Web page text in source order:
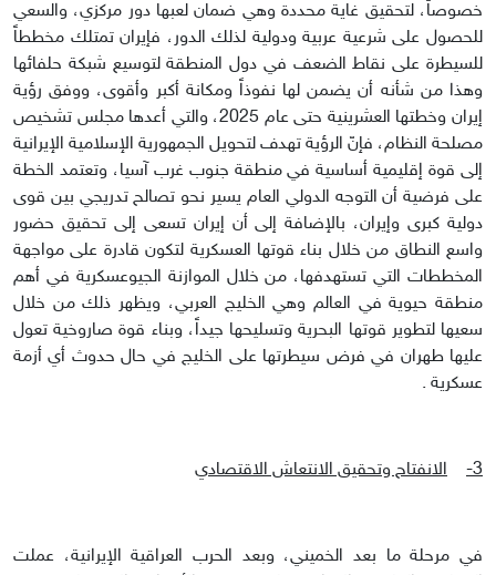
خصوصاً، لتحقيق غاية محددة وهي ضمان لعبها دور مركزي، والسعي
للحصول على شرعية عربية ودولية لذلك الدور، فإيران تمتلك مخططاً
للسيطرة على نقاط الضعف في دول المنطقة لتوسيع شبكة حلفائها
وهذا من شأنه أن يضمن لها نفوذاً ومكانة أكبر وأقوى، ووفق رؤية
إيران وخطتها العشرينية حتى عام 2025، والتي أعدها مجلس تشخيص
مصلحة النظام، فإنّ الرؤية تهدف لتحويل الجمهورية الإسلامية الإيرانية
إلى قوة إقليمية أساسية في منطقة جنوب غرب آسيا، وتعتمد الخطة
على فرضية أن التوجه الدولي العام يسير نحو تصالح تدريجي بين قوى
دولية كبرى وإيران، بالإضافة إلى أن إيران تسعى إلى تحقيق حضور
واسع النطاق من خلال بناء قوتها العسكرية لتكون قادرة على مواجهة
المخططات التي تستهدفها، من خلال الموازنة الجيوعسكرية في أهم
منطقة حيوية في العالم وهي الخليج العربي، ويظهر ذلك من خلال
سعيها لتطوير قوتها البحرية وتسليحها جيداً، وبناء قوة صاروخية تعول
عليها طهران في فرض سيطرتها على الخليج في حال حدوث أي أزمة
عسكرية .
3- الانفتاح وتحقيق الانتعاش الاقتصادي
في مرحلة ما بعد الخميني، وبعد الحرب العراقية الإيرانية، عملت